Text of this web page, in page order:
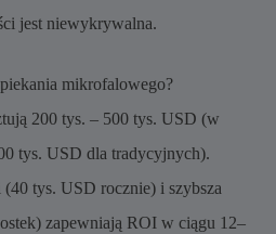
jest niewykrywalna.
mikrofalowego?
200 tys. – 500 tys. USD (w
tys. USD dla tradycyjnych).
(40 tys. USD rocznie) i szybsza
zapewniają ROI w ciągu 12–